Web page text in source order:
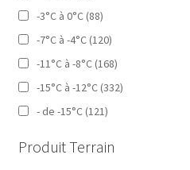
-3°C à 0°C (88)
-7°C à -4°C (120)
-11°C à -8°C (168)
-15°C à -12°C (332)
- de -15°C (121)
Produit Terrain